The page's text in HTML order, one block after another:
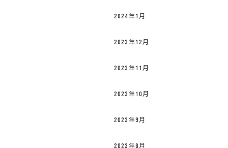
2024年1月
2023年12月
2023年11月
2023年10月
2023年9月
2023年8月